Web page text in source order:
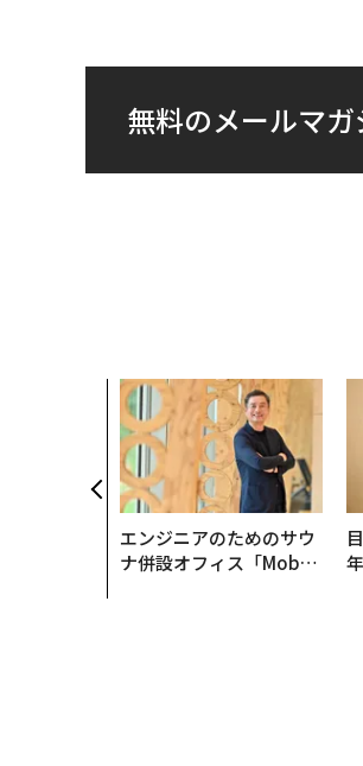
無料のメールマ
エンジニアのためのサウ
ナ併設オフィス「Mobiu